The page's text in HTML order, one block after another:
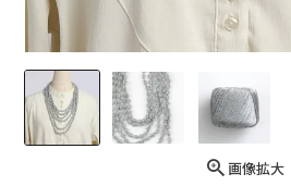
画像拡大